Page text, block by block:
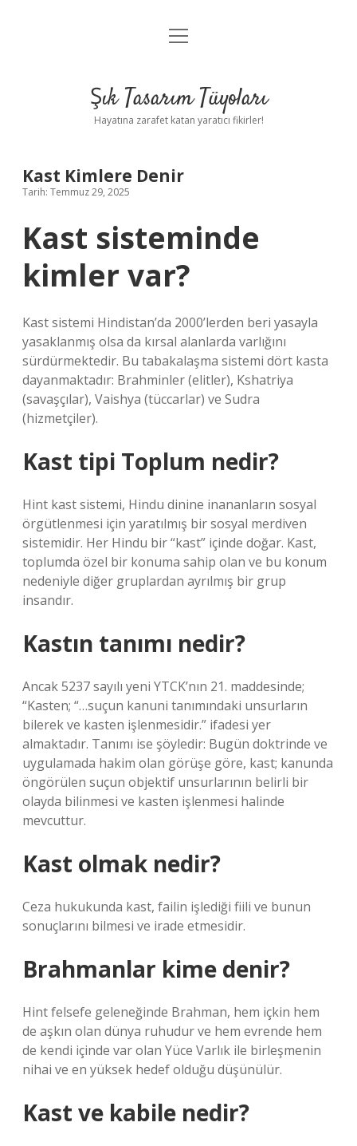
Anasayfa
Yasal Uyarı
menüyü
Şık Tasarım Tüyoları
Hayatına zarafet katan yaratıcı fikirler!
Kast Kimlere Denir
Tarih: Temmuz 29, 2025
Kast sisteminde
kimler var?
Kast sistemi Hindistan’da 2000’lerden beri yasayla
yasaklanmış olsa da kırsal alanlarda varlığını
sürdürmektedir. Bu tabakalaşma sistemi dört kasta
dayanmaktadır: Brahminler (elitler), Kshatriya
(savaşçılar), Vaishya (tüccarlar) ve Sudra
(hizmetçiler).
Kast tipi Toplum nedir?
Hint kast sistemi, Hindu dinine inananların sosyal
örgütlenmesi için yaratılmış bir sosyal merdiven
sistemidir. Her Hindu bir “kast” içinde doğar. Kast,
toplumda özel bir konuma sahip olan ve bu konum
nedeniyle diğer gruplardan ayrılmış bir grup
insandır.
Kastın tanımı nedir?
Ancak 5237 sayılı yeni YTCK’nın 21. maddesinde;
“Kasten; “…suçun kanuni tanımındaki unsurların
bilerek ve kasten işlenmesidir.” ifadesi yer
almaktadır. Tanımı ise şöyledir: Bugün doktrinde ve
uygulamada hakim olan görüşe göre, kast; kanunda
öngörülen suçun objektif unsurlarının belirli bir
olayda bilinmesi ve kasten işlenmesi halinde
mevcuttur.
Kast olmak nedir?
Ceza hukukunda kast, failin işlediği fiili ve bunun
sonuçlarını bilmesi ve irade etmesidir.
Brahmanlar kime denir?
Hint felsefe geleneğinde Brahman, hem içkin hem
de aşkın olan dünya ruhudur ve hem evrende hem
de kendi içinde var olan Yüce Varlık ile birleşmenin
nihai ve en yüksek hedef olduğu düşünülür.
Kast ve kabile nedir?